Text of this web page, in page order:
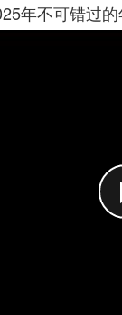
年不可错过的